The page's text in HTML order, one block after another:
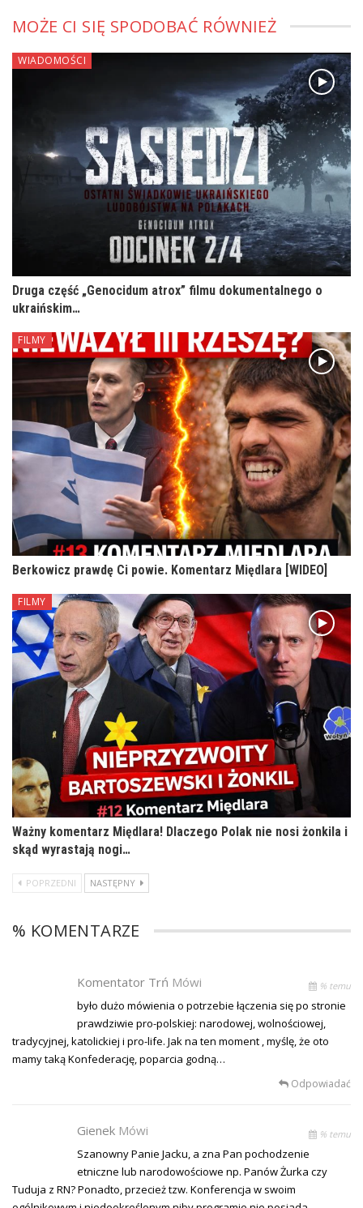
MOŻE CI SIĘ SPODOBAĆ RÓWNIEŻ
WIADOMOŚCI
Druga część „Genocidum atrox” filmu dokumentalnego o
ukraińskim…
FILMY
Berkowicz prawdę Ci powie. Komentarz Międlara [WIDEO]
FILMY
Ważny komentarz Międlara! Dlaczego Polak nie nosi żonkila i
skąd wyrastają nogi…
POPRZEDNI NASTĘPNY
% KOMENTARZE
Komentator Trń Mówi % temu
było dużo mówienia o potrzebie łączenia się po stronie
prawdziwie pro-polskiej: narodowej, wolnościowej,
tradycyjnej, katolickiej i pro-life. Jak na ten moment , myślę, że oto
mamy taką Konfederację, poparcia godną…
Odpowiadać
Gienek Mówi % temu
Szanowny Panie Jacku, a zna Pan pochodzenie
etniczne lub narodowościowe np. Panów Żurka czy
Tuduja z RN? Ponadto, przecież tzw. Konferencja w swoim